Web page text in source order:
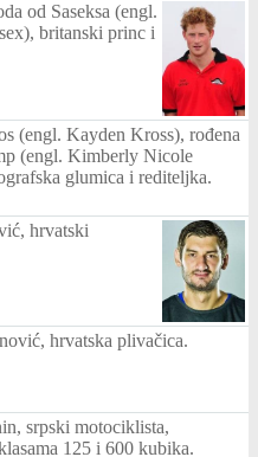
od Saseksa (engl.
britanski princ i
(engl. Kayden Kross), rođena
(engl. Kimberly Nicole
glumica i rediteljka.
hrvatski
hrvatska plivačica.
srpski motociklista,
125 i 600 kubika.